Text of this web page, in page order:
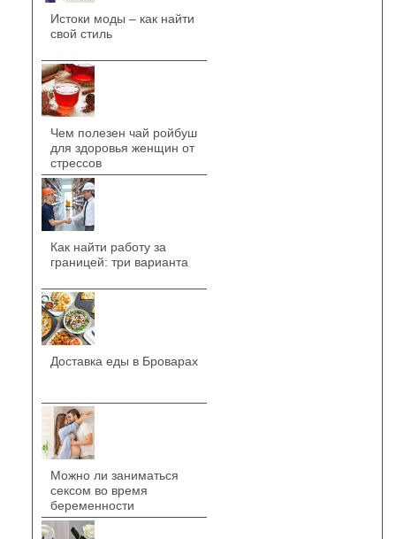
Истоки моды – как найти
свой стиль
Чем полезен чай ройбуш
для здоровья женщин от
стрессов
Как найти работу за
границей: три варианта
Доставка еды в Броварах
Можно ли заниматься
сексом во время
беременности